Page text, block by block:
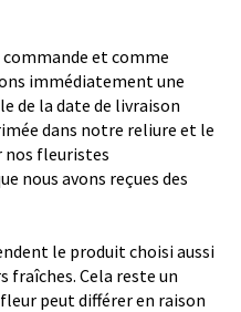
et comme
immédiatement une
de la date de livraison
dans notre reliure et le
nos fleuristes
nous avons reçues des
le produit choisi aussi
fraîches. Cela reste un
peut différer en raison